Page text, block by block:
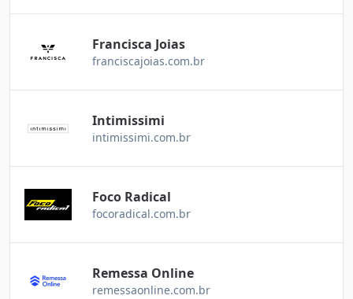
Francisca Joias
franciscajoias.com.br
Intimissimi
intimissimi.com.br
Foco Radical
focoradical.com.br
Remessa Online
remessaonline.com.br